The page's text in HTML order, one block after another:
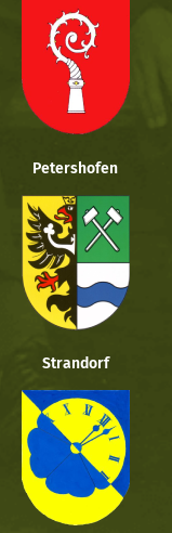
Petershofen
Strandorf